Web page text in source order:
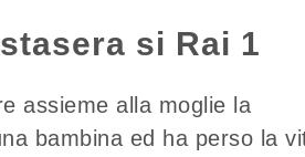
si Rai 1
assieme alla moglie la
bambina ed ha perso la